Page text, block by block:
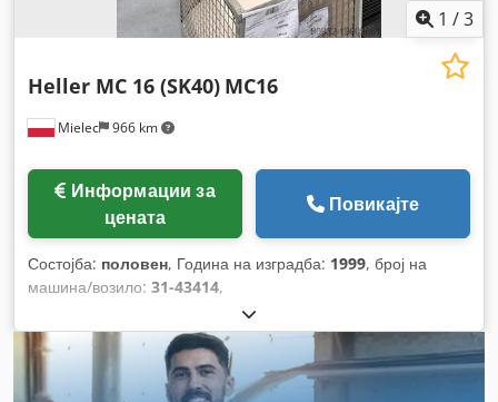
1 /3
Mielec 966 km
Heller MC 16 (SK40) MC16
цената
Повикајте
Состојба: половен, Година на изградба: 1999, број на
машина/возило: 31-43414,